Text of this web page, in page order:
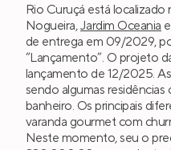
Rio Curuçá está
Nogueira,Jardim Oceania
de entrega em 09/2029,
“Lançamento”. O projeto
lançamento de 12/2025. As
sendo algumas residências
banheiro. Os principais
varanda gourmet com
Neste momento, seu o